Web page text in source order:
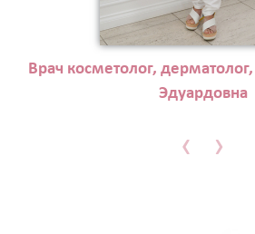
Врач косметолог,
Эдуардовна
‹ ›